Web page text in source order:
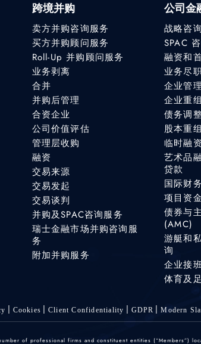
跨境并购
卖方并购咨询服务
买方并购顾问服务
Roll-Up 并购顾问服务
业务剥离
合并
并购后管理
合资企业
公司价值评估
管理层收购
融资
交易来源
交易发起
交易谈判
并购及SPAC咨询服务
瑞士金融市场并购咨询服
务
附加并购服务
公司金
战略咨
SPAC
融资和
业务尽
企业管
企业重
债务调
股本重
临时融资
艺术品
贷款
国际财
项目资
债券与
(AMC)
游艇和
询
企业接
体育及
Cookies Client Confidentiality GDPR Modern
of professional firms and constituent entities (“Members”)